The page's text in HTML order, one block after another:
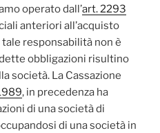
operato dall’art. 2293
anteriori all’acquisto
responsabilità non è
obbligazioni risultino
società. La Cassazione
, in precedenza ha
di una società di
di una società in